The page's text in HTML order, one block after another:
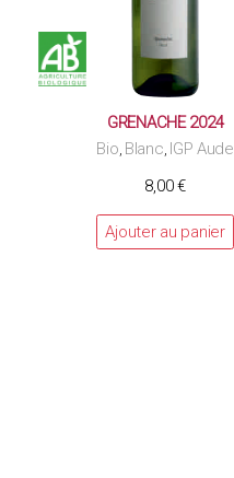
GRENACHE 2024
Bio, Blanc, IGP Aude
8,00€
Ajouter au panier